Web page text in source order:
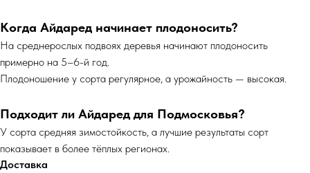
Когда Айдаред начинает плодоносить?
На среднерослых подвоях деревья начинают плодоносить
примерно на 5–6-й год.
Плодоношение у сорта регулярное, а урожайность — высокая.
Подходит ли Айдаред для Подмосковья?
У сорта средняя зимостойкость, а лучшие результаты сорт
показывает в более тёплых регионах.
Доставка